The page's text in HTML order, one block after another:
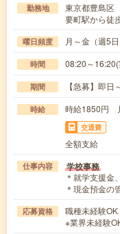
勤務地
東京都豊島区
要町駅から徒
曜日頻度 月～金（週5
時間 08:20～
期間 【急募】即
時給 時給1850円
交通費
全額支給
仕事内容 学校事務
＊就学支援金
＊現金預金の
応募資格
職種未経験
※業界未経験